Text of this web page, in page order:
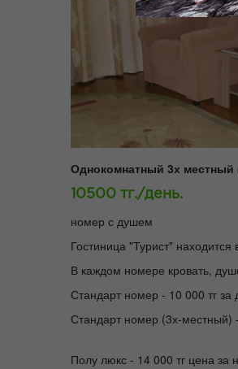
Однокомнатный 3х местный
10500 тг./день.
номер с душем
Гостиница "Турист"
В каждом номере кровать,
Стандарт номер - 10 000 тг за
Стандарт номер (3х-местный)
Полу люкс - 14 000 тг цена за